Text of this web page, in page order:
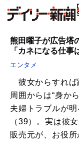
熊田曜子が広告塔
「カネになる仕事
エンタメ
彼女からすれば
周囲からは“身か
夫婦トラブルが
（39）。実は彼
販売元が、お役